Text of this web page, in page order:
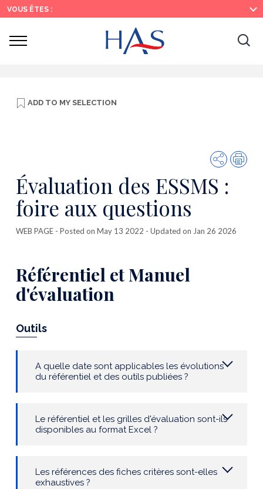
Search
Main
Menu
Main
Content
VOUS ÊTES :
Ouvrir
ADD TO MY SELECTION
Share
Évaluation des ESSMS :
foire aux questions
WEB PAGE - Posted on May 13 2022 - Updated on Jan 26 2026
Référentiel et Manuel
d'évaluation
Outils
A quelle date sont applicables les évolutions
du référentiel et des outils publiées ?
Le référentiel et les grilles d'évaluation sont-ils
disponibles au format Excel ?
Les références des fiches critères sont-elles
exhaustives ?